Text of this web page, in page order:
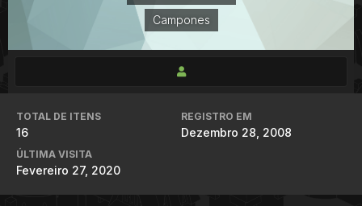
Campones
TOTAL DE ITENS
16
REGISTRO EM
Dezembro 28, 2008
ÚLTIMA VISITA
Fevereiro 27, 2020